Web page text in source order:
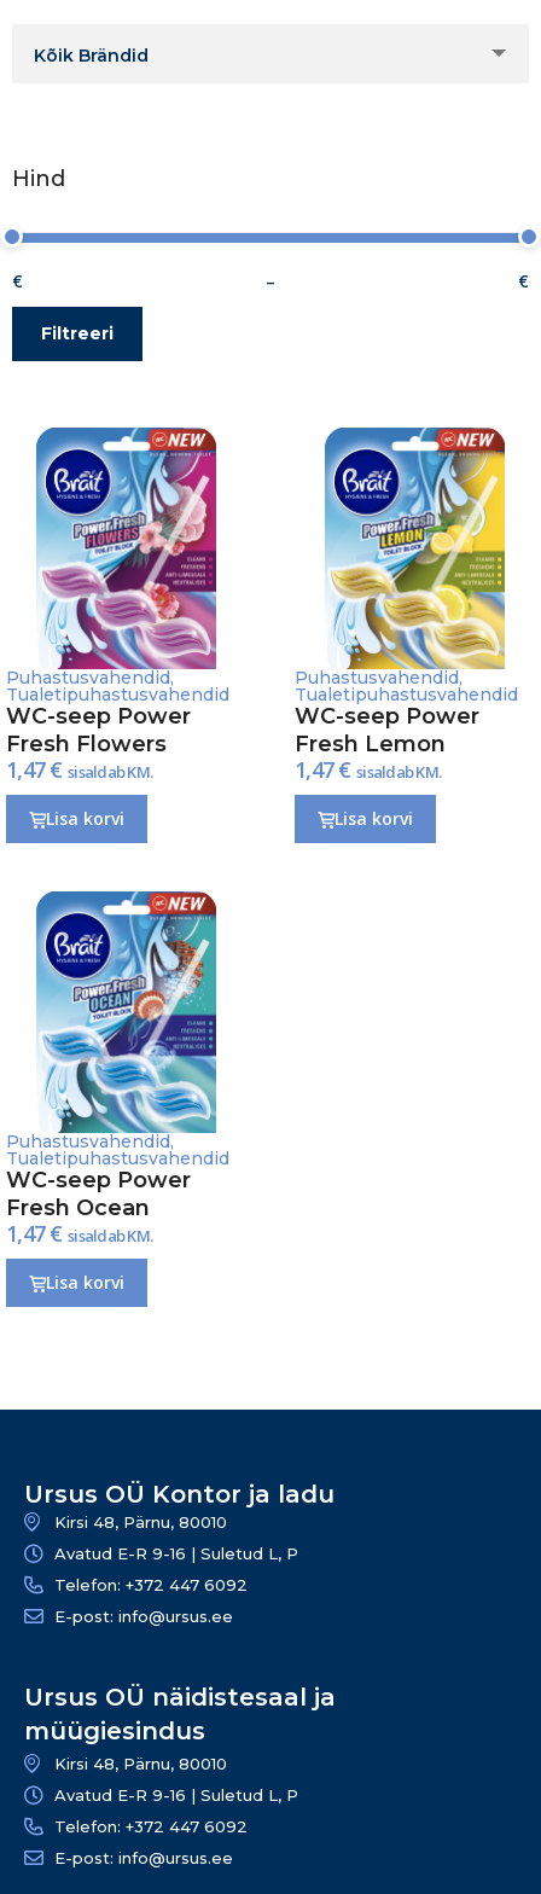
Kõik Brändid
Hind
Filtreeri
–
Puhastusvahendid,
Tualetipuhastusvahendid
WC-seep Power
Fresh Flowers
1,47€ sisaldab KM.
Lisa korvi
Puhastusvahendid,
Tualetipuhastusvahendid
WC-seep Power
Fresh Lemon
1,47€ sisaldab KM.
Lisa korvi
Puhastusvahendid,
Tualetipuhastusvahendid
WC-seep Power
Fresh Ocean
1,47€ sisaldab KM.
Lisa korvi
Ursus OÜ Kontor ja ladu
Kirsi 48, Pärnu, 80010
Avatud E-R 9-16 | Suletud L, P
Telefon: +372 447 6092
E-post: info@ursus.ee
Ursus OÜ näidistesaal ja
müügiesindus
Kirsi 48, Pärnu, 80010
Avatud E-R 9-16 | Suletud L, P
Telefon: +372 447 6092
E-post: info@ursus.ee